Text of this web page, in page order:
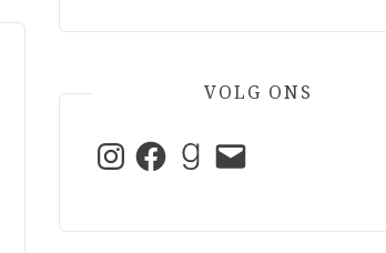
VOLG ONS
InstagramFacebookGoodreads
E-
mail